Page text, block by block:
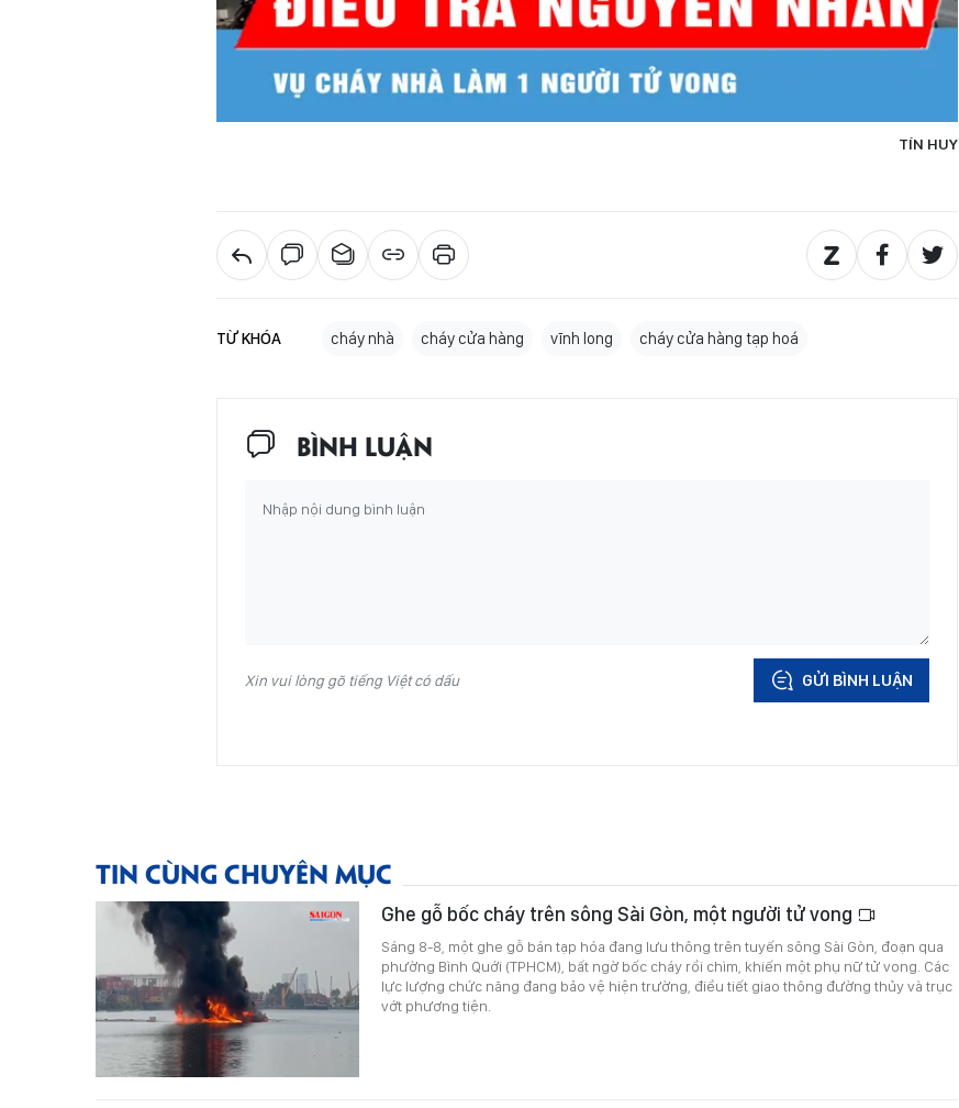
TÍN HUY
TỪ KHÓA cháy nhà cháy cửa hàng vĩnh long cháy cửa hàng tạp hoá
BÌNH LUẬN
Xin vui lòng gõ tiếng Việt có dấu GỬI BÌNH LUẬN
TIN CÙNG CHUYÊN MỤC
Ghe gỗ bốc cháy trên sông Sài Gòn, một người tử vong
Sáng 8-8, một ghe gỗ bán tạp hóa đang lưu thông trên tuyến sông Sài Gòn, đoạn qua
phường Bình Quới (TPHCM), bất ngờ bốc cháy rồi chìm, khiến một phụ nữ tử vong. Các
lực lượng chức năng đang bảo vệ hiện trường, điều tiết giao thông đường thủy và trục
vớt phương tiện.